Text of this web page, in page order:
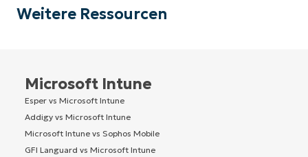
Weitere Ressourcen
Microsoft Intune
Esper vs Microsoft Intune
Addigy vs Microsoft Intune
Microsoft Intune vs Sophos Mobile
GFI Languard vs Microsoft Intune